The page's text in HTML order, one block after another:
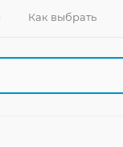
Как выбрать